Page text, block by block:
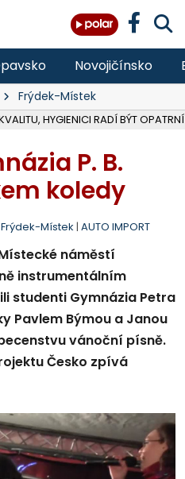
Novojičínsko
Frýdek-Místek
HYGIENICI RADÍ BÝT OPATRNÍ
P. B.
koledy
Frýdek-Místek | AUTO IMPORT
náměstí
instrumentálním
studenti Gymnázia Petra
Pavlem Býmou a Janou
vánoční písně.
Česko zpívá